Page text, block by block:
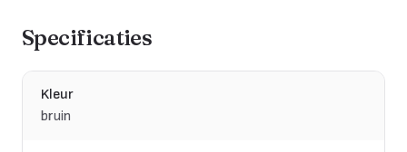
Specificaties
Kleur
bruin